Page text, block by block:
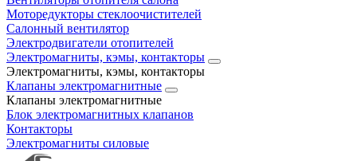
Моторедукторы стеклоочистителей
Салонный вентилятор
Электродвигатели отопителей
Электромагниты, кэмы, контакторы
Электромагниты, кэмы, контакторы
Клапаны электромагнитные
Клапаны электромагнитные
Блок электромагнитных клапанов
Контакторы
Электромагниты силовые